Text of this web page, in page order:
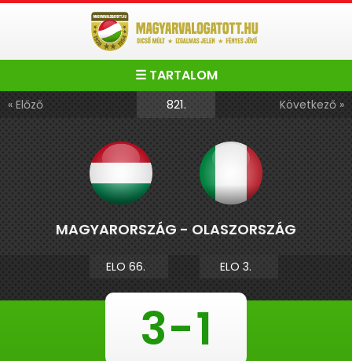
☰ TARTALOM
« Előző 821. Következő »
MAGYARORSZÁG - OLASZORSZÁG
ELO 66. ELO 3.
3-1